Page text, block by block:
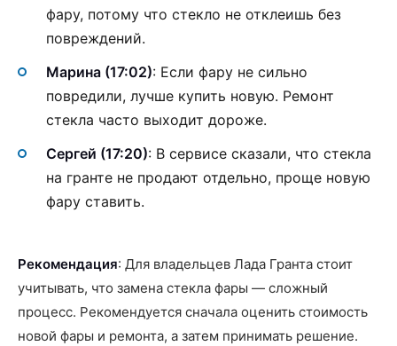
фару, потому что стекло не отклеишь без
повреждений.
Марина (17:02): Если фару не сильно
повредили, лучше купить новую. Ремонт
стекла часто выходит дороже.
Сергей (17:20): В сервисе сказали, что стекла
на гранте не продают отдельно, проще новую
фару ставить.
Рекомендация: Для владельцев Лада Гранта стоит
учитывать, что замена стекла фары — сложный
процесс. Рекомендуется сначала оценить стоимость
новой фары и ремонта, а затем принимать решение.